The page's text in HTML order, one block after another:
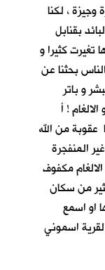
وجيزة ، لكنا
بقنابل
تغيرت كثيرا و
بحثنا عن
و باتر
! أ
عقوبة من الله
المنفجرة
مكفوف
من سكان
او اسمع
اسموني